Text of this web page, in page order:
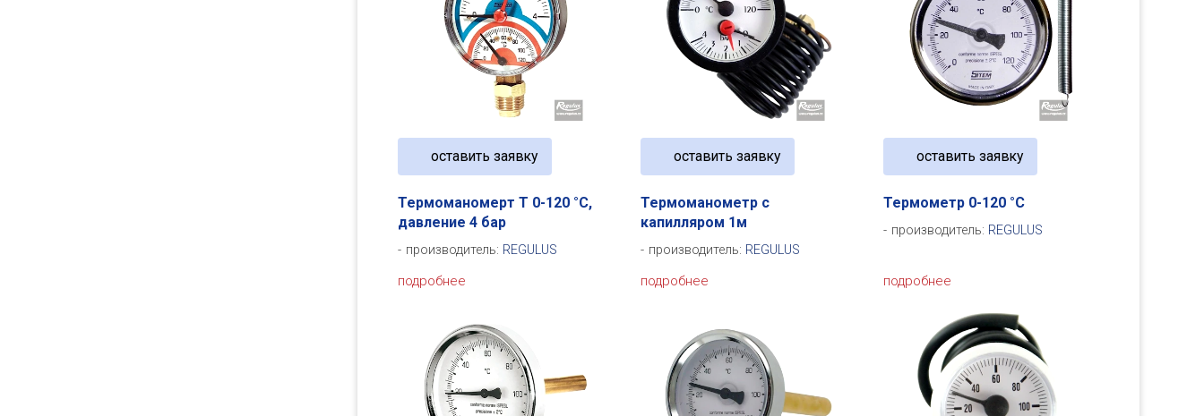
Термоманомерт Т 0-120 °C,
давление 4 бар
производитель: REGULUS
подробнее
оставить заявку
Термоманометр с
капилляром 1м
производитель: REGULUS
подробнее
оставить заявку
Термометр 0-120 °C
производитель: REGULUS
подробнее
оставить заявку